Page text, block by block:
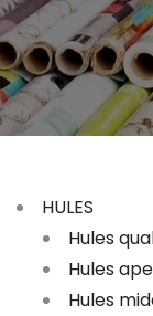
HULES
Hules
Hules
Hules